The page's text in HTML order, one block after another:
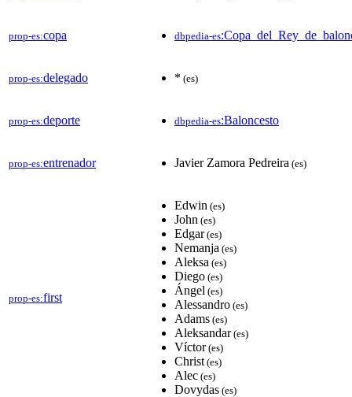
prop-es:copa dbpedia-es
prop-es:delegado * (es)
prop-es:deporte dbpedia-es:Baloncesto
prop-es:entrenador Javier Zamora Pedreira (es)
prop-es:first
Edwin (es)
John (es)
Edgar(es)
Nemanja (es)
Aleksa (es)
Diego (es)
Ángel (es)
Alessandro (es)
Adams (es)
Aleksandar(es)
Víctor(es)
Christ (es)
Alec (es)
Dovydas (es)